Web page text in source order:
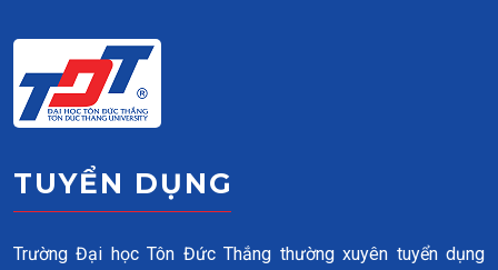
TUYỂN DỤNG
Trường Đại học Tôn Đức Thắng thường xuyên tuyển dụng